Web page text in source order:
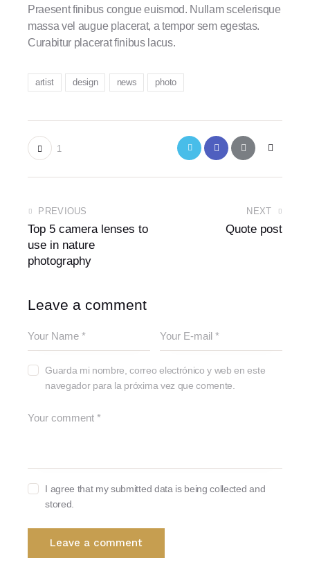
Praesent finibus congue euismod. Nullam scelerisque
massa vel augue placerat, a tempor sem egestas.
Curabitur placerat finibus lacus.
artist design news photo
1
PREVIOUS
Top 5 camera lenses to
use in nature
photography
NEXT
Quote post
Leave a comment
Guarda mi nombre, correo electrónico y web en este
navegador para la próxima vez que comente.
I agree that my submitted data is being collected and
stored.